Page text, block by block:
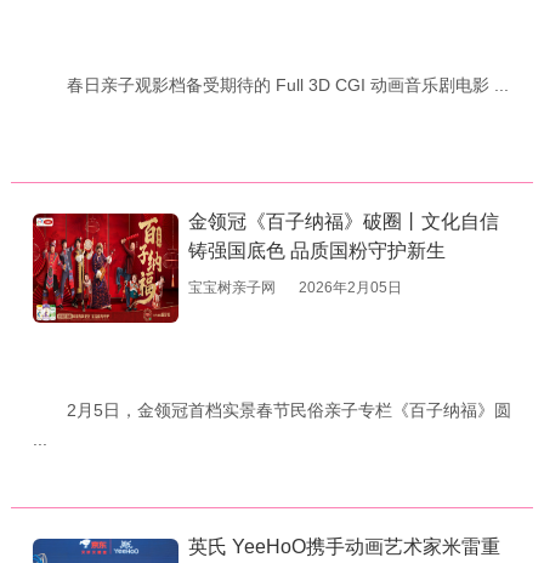
春日亲子观影档备受期待的 Full 3D CGI 动画音乐剧电影 ...
金领冠《百子纳福》破圈丨文化自信
铸强国底色 品质国粉守护新生
宝宝树亲子网 2026年2月05日
2月5日，金领冠首档实景春节民俗亲子专栏《百子纳福》圆
英氏 YeeHoO携手动画艺术家米雷重